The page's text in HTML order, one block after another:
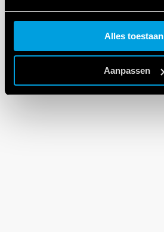
Cookie policy.
Alles toestaan
Aanpassen